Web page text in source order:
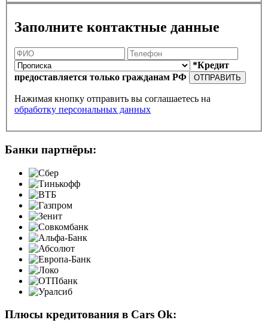
Заполните контактные данные
*Кредит
предоставляется только гражданам РФ
ОТПРАВИТЬ
Нажимая кнопку отправить вы соглашаетесь на
обработку персональных данных
Банки партнёры:
Плюсы кредитования в Cars Ok: